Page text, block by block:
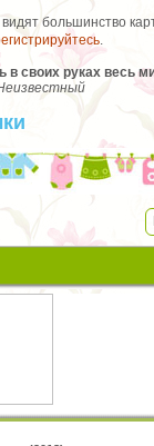
большинство
.
в своих руках весь